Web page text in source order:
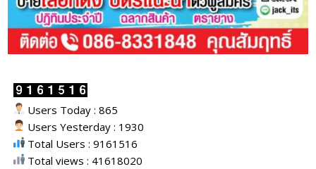
Users Today : 865
Users Yesterday : 1930
Total Users : 9161516
Total views : 41618020